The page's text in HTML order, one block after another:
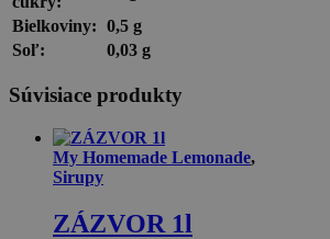
Bielkoviny: 0,5 g
Soľ:
0,03 g
Súvisiace produkty
My Homemade Lemonade,
Sirupy
ZÁZVOR 1l